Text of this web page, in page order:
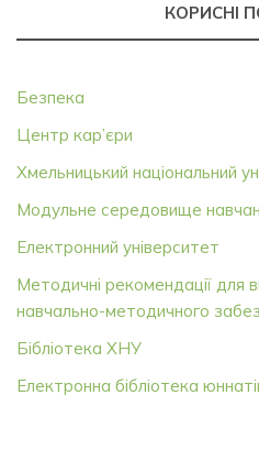
КОРИСНІ
Безпека
Центр кар’єри
Хмельницький національний
Модульне середовище
Електронний університет
Методичні рекомендації для
навчально-методичного
Бібліотека ХНУ
Електронна бібліотека